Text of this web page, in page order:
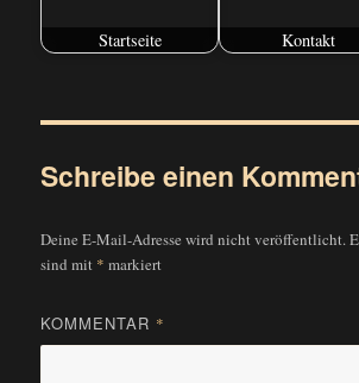
Startseite Kontakt
Schreibe einen
Deine E-Mail-Adresse wird nicht veröffentlicht.
sind mit * markiert
KOMMENTAR *